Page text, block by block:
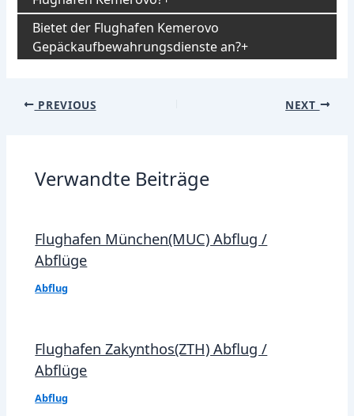
Bietet der Flughafen Kemerovo
Gepäckaufbewahrungsdienste an?
Post
PREVIOUS NEXT
Verwandte Beiträge
Flughafen München(MUC) Abflug /
Abflüge
Abflug
Flughafen Zakynthos(ZTH) Abflug /
Abflüge
Abflug